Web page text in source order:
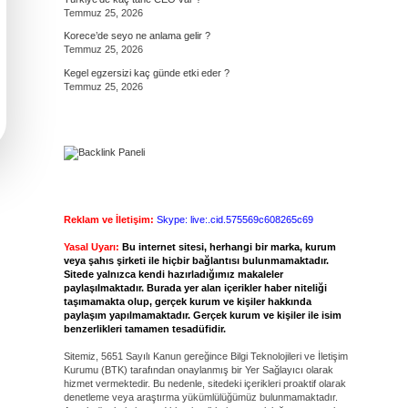
Temmuz 25, 2026
Korece’de seyo ne anlama gelir ?
Temmuz 25, 2026
Kegel egzersizi kaç günde etki eder ?
Temmuz 25, 2026
Reklam ve İletişim: Skype: live:.cid.575569c608265c69
Yasal Uyarı: Bu internet sitesi, herhangi bir marka, kurum
veya şahıs şirketi ile hiçbir bağlantısı bulunmamaktadır.
Sitede yalnızca kendi hazırladığımız makaleler
paylaşılmaktadır. Burada yer alan içerikler haber niteliği
taşımamakta olup, gerçek kurum ve kişiler hakkında
paylaşım yapılmamaktadır. Gerçek kurum ve kişiler ile isim
benzerlikleri tamamen tesadüfidir.
Sitemiz, 5651 Sayılı Kanun gereğince Bilgi Teknolojileri ve İletişim
Kurumu (BTK) tarafından onaylanmış bir Yer Sağlayıcı olarak
hizmet vermektedir. Bu nedenle, sitedeki içerikleri proaktif olarak
denetleme veya araştırma yükümlülüğümüz bulunmamaktadır.